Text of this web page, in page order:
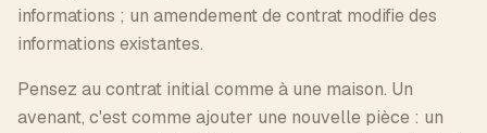
informations ; un amendement de contrat modifie des
informations existantes.
Pensez au contrat initial comme à une maison. Un
avenant, c'est comme ajouter une nouvelle pièce : un